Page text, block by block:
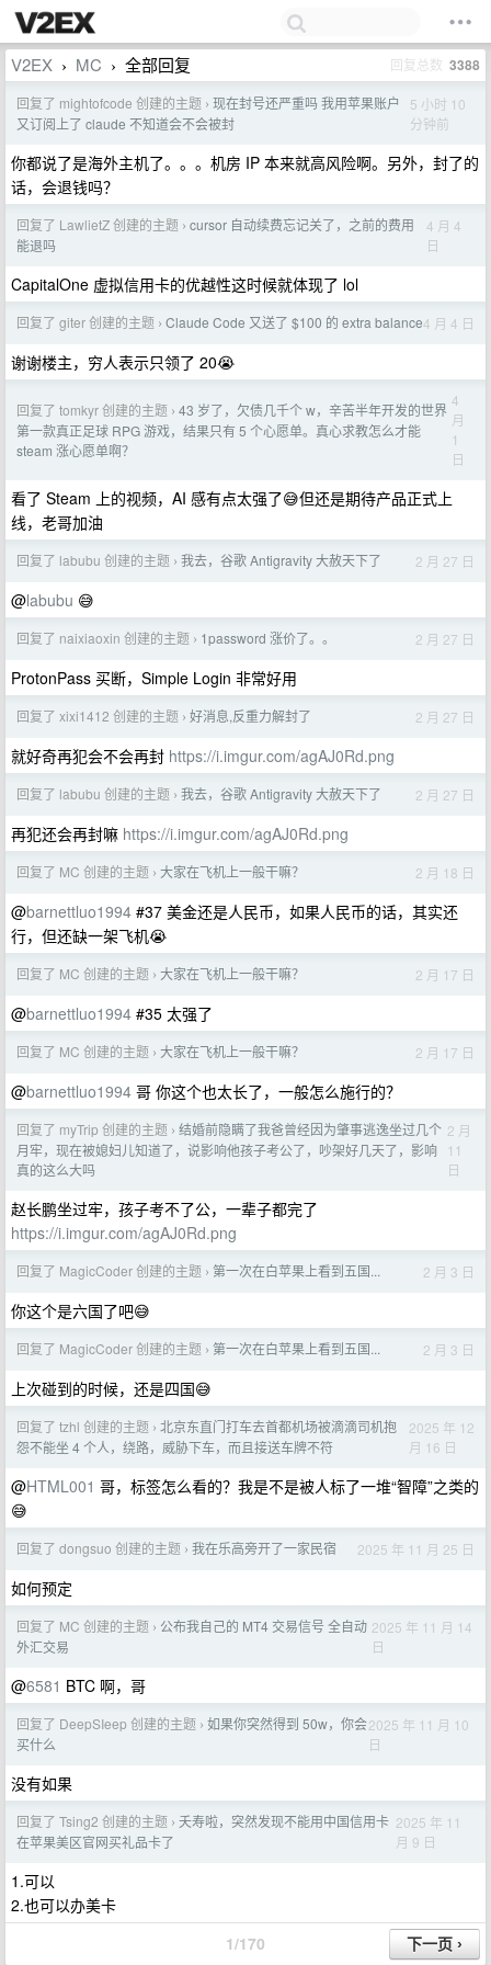
V2EX › MC › 全部回复 回复总数 3388
回复了 mightofcode 创建的主题 › 现在封号还严重吗 我用苹果账户
又订阅上了 claude 不知道会不会被封
5 小时 10
分钟前
你都说了是海外主机了。。。机房 IP 本来就高风险啊。另外，封了的
话，会退钱吗？
回复了 LawlietZ 创建的主题 › cursor 自动续费忘记关了，之前的费用
能退吗
4 月 4
日
CapitalOne 虚拟信用卡的优越性这时候就体现了 lol
回复了 giter 创建的主题 › Claude Code 又送了 $100 的 extra balance4 月 4 日
谢谢楼主，穷人表示只领了 20😭
回复了 tomkyr 创建的主题 › 43 岁了，欠债几千个 w，辛苦半年开发的世界
第一款真正足球 RPG 游戏，结果只有 5 个心愿单。真心求教怎么才能
steam 涨心愿单啊？
4
月
1
日
看了 Steam 上的视频，AI 感有点太强了😅但还是期待产品正式上
线，老哥加油
回复了 labubu 创建的主题 › 我去，谷歌 Antigravity 大赦天下了 2 月 27 日
@labubu 😅
回复了 naixiaoxin 创建的主题 › 1password 涨价了。。 2 月 27 日
ProtonPass 买断，Simple Login 非常好用
回复了 xixi1412 创建的主题 › 好消息,反重力解封了 2 月 27 日
就好奇再犯会不会再封 https://i.imgur.com/agAJ0Rd.png
回复了 labubu 创建的主题 › 我去，谷歌 Antigravity 大赦天下了 2 月 27 日
再犯还会再封嘛 https://i.imgur.com/agAJ0Rd.png
回复了 MC 创建的主题 › 大家在飞机上一般干嘛？ 2 月 18 日
@barnettluo1994 #37 美金还是人民币，如果人民币的话，其实还
行，但还缺一架飞机😭
回复了 MC 创建的主题 › 大家在飞机上一般干嘛？ 2 月 17 日
@barnettluo1994 #35 太强了
回复了 MC 创建的主题 › 大家在飞机上一般干嘛？ 2 月 17 日
@barnettluo1994 哥 你这个也太长了，一般怎么施行的？
回复了 myTrip 创建的主题 › 结婚前隐瞒了我爸曾经因为肇事逃逸坐过几个
月牢，现在被媳妇儿知道了，说影响他孩子考公了，吵架好几天了，影响
真的这么大吗
2 月
11
日
赵长鹏坐过牢，孩子考不了公，一辈子都完了
https://i.imgur.com/agAJ0Rd.png
回复了 MagicCoder 创建的主题 › 第一次在白苹果上看到五国... 2 月 3 日
你这个是六国了吧😅
回复了 MagicCoder 创建的主题 › 第一次在白苹果上看到五国... 2 月 3 日
上次碰到的时候，还是四国😅
回复了 tzhl 创建的主题 › 北京东直门打车去首都机场被滴滴司机抱
怨不能坐 4 个人，绕路，威胁下车，而且接送车牌不符
2025 年 12
月 16 日
@HTML001 哥，标签怎么看的？我是不是被人标了一堆“智障”之类的
😅
回复了 dongsuo 创建的主题 › 我在乐高旁开了一家民宿 2025 年 11 月 25 日
如何预定
回复了 MC 创建的主题 › 公布我自己的 MT4 交易信号 全自动
外汇交易
2025 年 11 月 14
日
@6581 BTC 啊，哥
回复了 DeepSIeep 创建的主题 › 如果你突然得到 50w，你会
买什么
2025 年 11 月 10
日
没有如果
回复了 Tsing2 创建的主题 › 夭寿啦，突然发现不能用中国信用卡
在苹果美区官网买礼品卡了
2025 年 11
月 9 日
1.可以
2.也可以办美卡
1/170